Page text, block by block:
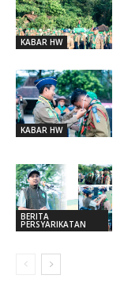
KABAR HW
KABAR HW
BERITA
PERSYARIKATAN